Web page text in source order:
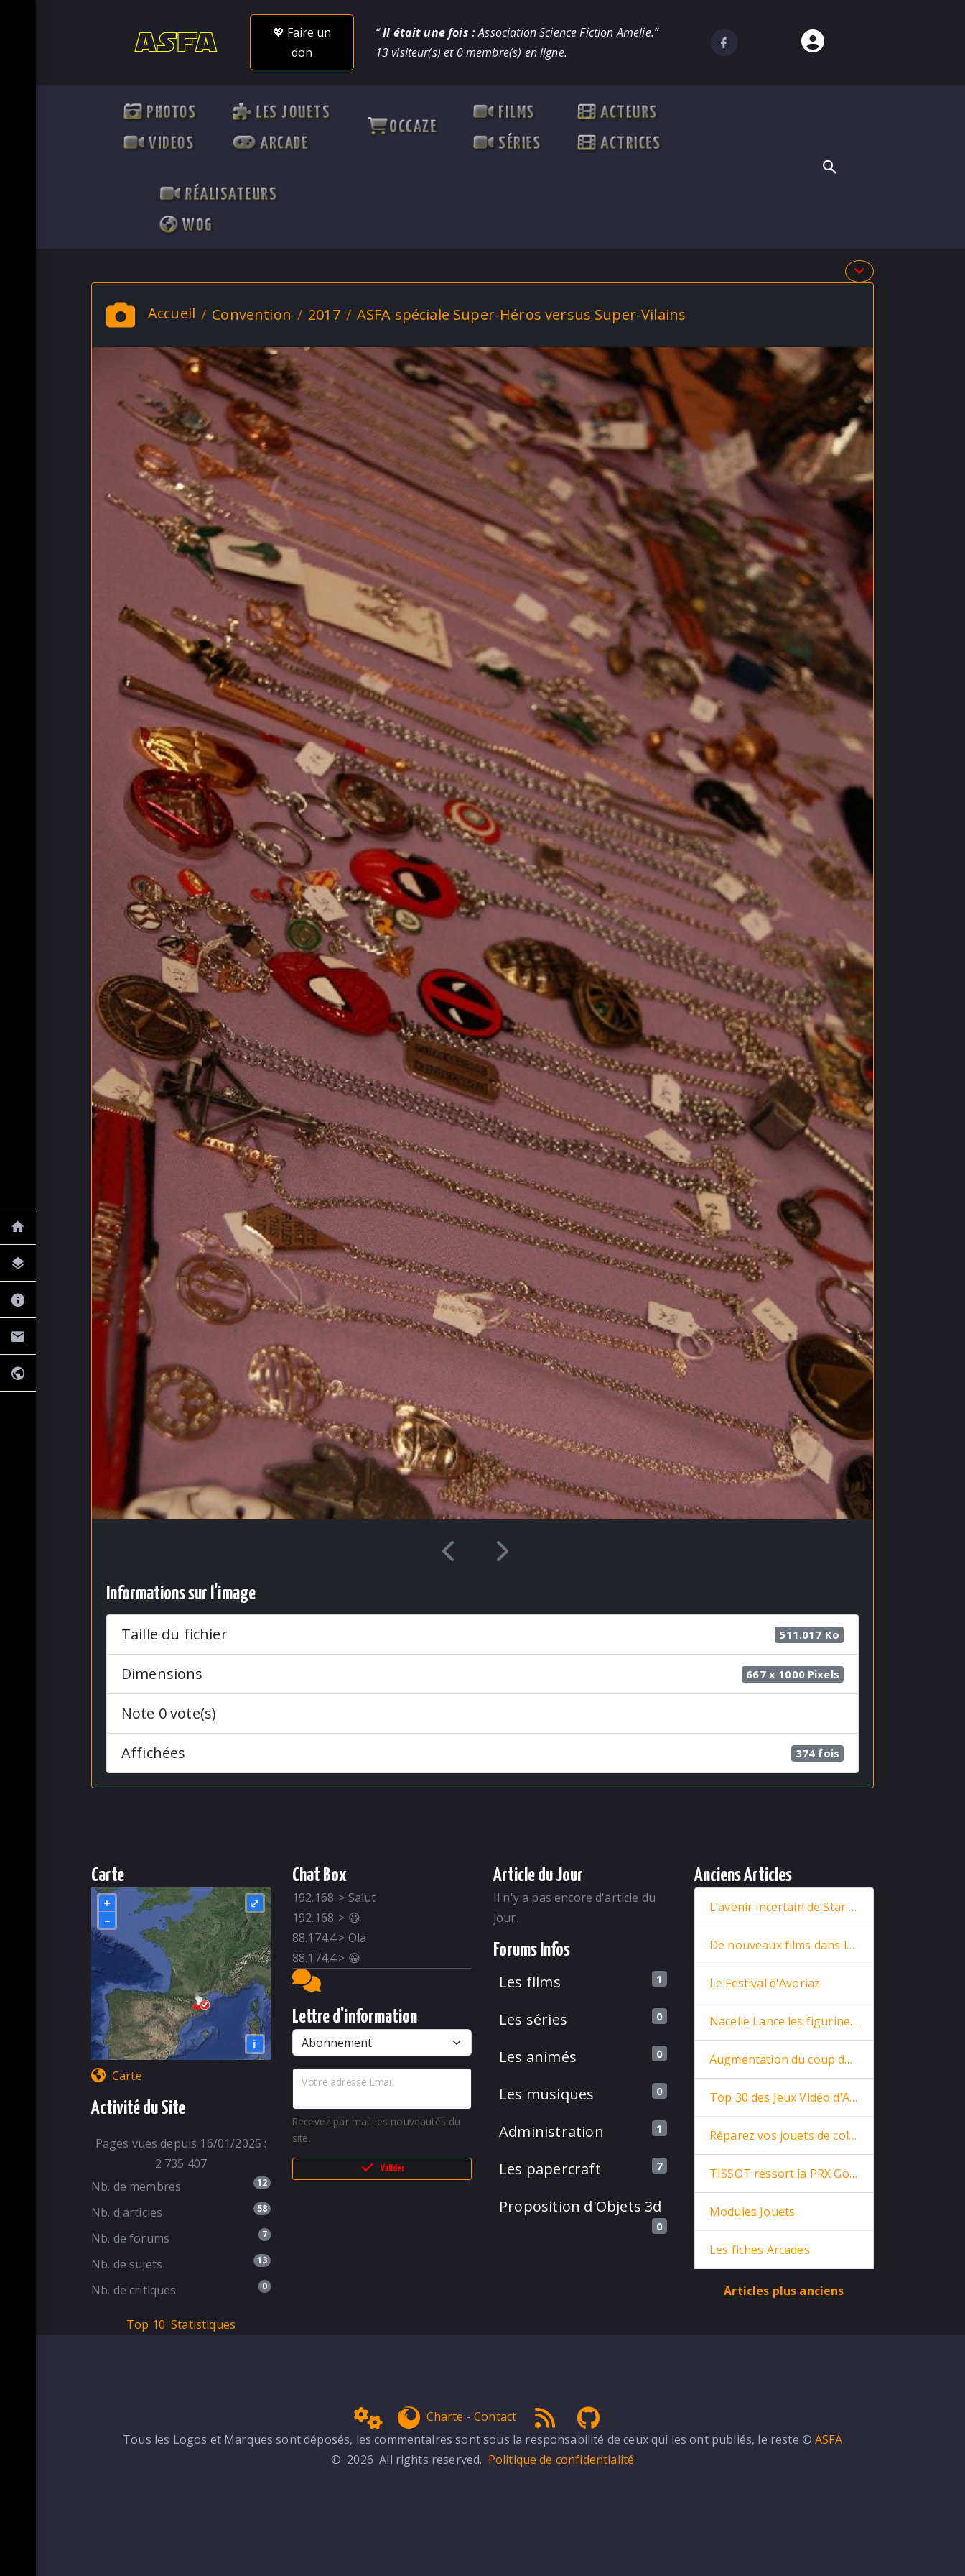
💖 Faire un
don
“Il était une fois :Association Science Fiction Amelie.”
13 visiteur(s) et 0 membre(s) en ligne.
PHOTOS
VIDEOS
LES JOUETS
ARCADE
OCCAZE
FILMS
SÉRIES
ACTEURS
ACTRICES
RÉALISATEURS
WOG
Accueil Convention 2017 ASFA spéciale Super-Héros versus Super-Vilains
Informations sur l'image
Taille du fichier 511.017 Ko
Dimensions 667 x 1000 Pixels
Note 0 vote(s)
Affichées 374 fois
Carte
+
–
i
⤢
Carte
Chat Box
192.168..> Salut
192.168..> 😃
88.174.4.> Ola
88.174.4.> 😁
Article du Jour
Il n'y a pas encore d'article du
jour.
Anciens Articles
L’avenir incertain de Star Wars : entre nouveaux films et retour stratégique de Rey
De nouveaux films dans la base
Le Festival d'Avoriaz
Nacelle Lance les figurines Star Trek en prévente
Augmentation du coup de la vie
Top 30 des Jeux Vidéo d’Arcade
Réparez vos jouets de collections
TISSOT ressort la PRX Goldorak de 1975
Modules Jouets
Les fiches Arcades
Articles plus anciens
Forums Infos
Les films
1
Les séries 0
Les animés 0
Les musiques 0
Administration 1
Les papercraft 7
Proposition d'Objets 3d
0
Lettre d'information
Votre adresse Email
Recevez par mail les nouveautés du
site.
Valider
Activité du Site
Pages vues depuis 16/01/2025 :
2 735 407
Nb. de membres
12
Nb. d'articles 58
Nb. de forums 7
Nb. de sujets 13
Nb. de critiques 0
Top 10 Statistiques
Adminget Firefox
Charte -Contact RSS 1.0
Tous les Logos et Marques sont déposés, les commentaires sont sous la responsabilité de ceux qui les ont publiés, le reste ©ASFA
© 2026 All rights reserved. Politique de confidentialité